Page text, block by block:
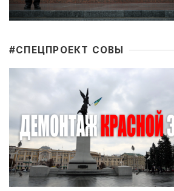
#CПЕЦПРОЕКТ СОВЫ